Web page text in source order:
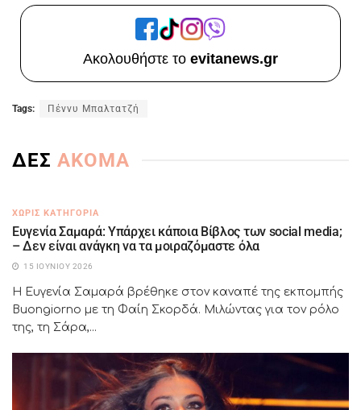
Ακολουθήστε το evitanews.gr
Tags: Πέννυ Μπαλτατζή
ΔΕΣ ΑΚΟΜΑ
ΧΩΡΊΣ ΚΑΤΗΓΟΡΊΑ
Ευγενία Σαμαρά: Υπάρχει κάποια Βίβλος των social media;
– Δεν είναι ανάγκη να τα μοιραζόμαστε όλα
15 ΙΟΥΝΊΟΥ 2026
Η Ευγενία Σαμαρά βρέθηκε στον καναπέ της εκπομπής
Buongiorno με τη Φαίη Σκορδά. Μιλώντας για τον ρόλο
της, τη Σάρα,...